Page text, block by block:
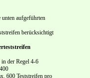
unten aufgeführten
berücksichtigt
der Regel 4-6
600 Teststreifen pro